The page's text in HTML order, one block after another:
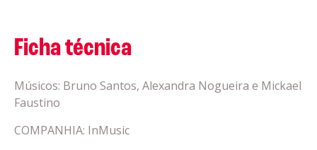
Ficha técnica
Músicos: Bruno Santos, Alexandra Nogueira e Mickael
Faustino
COMPANHIA: InMusic